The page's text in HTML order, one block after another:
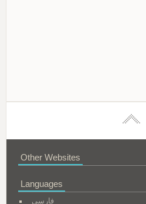
Other Websites
Languages
فارسی